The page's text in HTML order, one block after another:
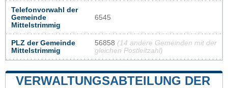
Telefonvorwahl der
Gemeinde
Mittelstrimmig
6545
PLZ der Gemeinde
Mittelstrimmig
56858 (14 andere Gemeinden mit der
gleichen Postleitzahl)
VERWALTUNGSABTEILUNG DER